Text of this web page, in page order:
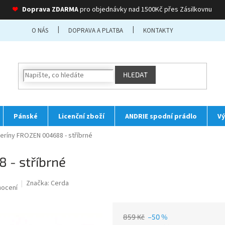
❤ Doprava ZDARMApro objednávky nad 1500Kč přes Zásilkovnu
O NÁS DOPRAVA A PLATBA KONTAKTY
HLEDAT
Pánské Licenční zboží ANDRIE spodní prádlo
FROZEN 004688 - stříbrné
- stříbrné
Značka: Cerda
859 Kč –50 %